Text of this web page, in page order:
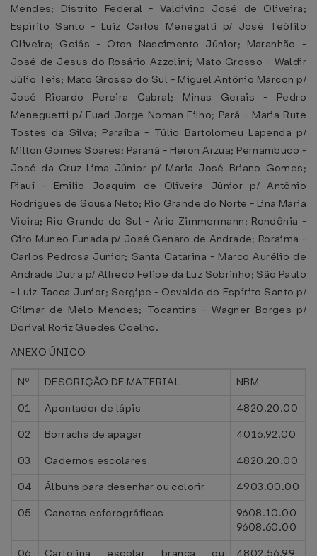
Mendes; Distrito Federal - Valdivino José de Oliveira;
Espírito Santo - Luiz Carlos Menegatti p/ José Teófilo
Oliveira; Goiás - Oton Nascimento Júnior; Maranhão -
José de Jesus do Rosário Azzolini; Mato Grosso - Waldir
Júlio Teis; Mato Grosso do Sul - Miguel Antônio Marcon p/
José Ricardo Pereira Cabral; Minas Gerais - Pedro
Meneguetti p/ Fuad Jorge Noman Filho; Pará - Maria Rute
Tostes da Silva; Paraíba - Túlio Bartolomeu Lapenda p/
Milton Gomes Soares; Paraná - Heron Arzua; Pernambuco -
José da Cruz Lima Júnior p/ Maria José Briano Gomes;
Piauí - Emílio Joaquim de Oliveira Júnior p/ Antônio
Rodrigues de Sousa Neto; Rio Grande do Norte - Lina Maria
Vieira; Rio Grande do Sul - Ario Zimmermann; Rondônia -
Ciro Muneo Funada p/ José Genaro de Andrade; Roraima -
Carlos Pedrosa Junior; Santa Catarina - Marco Aurélio de
Andrade Dutra p/ Alfredo Felipe da Luz Sobrinho; São Paulo
- Luiz Tacca Junior; Sergipe - Osvaldo do Espírito Santo p/
Gilmar de Melo Mendes; Tocantins - Wagner Borges p/
Dorival Roriz Guedes Coelho.
ANEXO ÚNICO
Nº DESCRIÇÃO DE MATERIAL
NBM
01
Apontador de lápis
4820.20.00
02
Borracha de apagar
4016.92.00
03
Cadernos escolares
4820.20.00
04
Álbuns para desenhar ou colorir
4903.00.00
05
Canetas esferográficas
9608.10.00
9608.60.00
06
Cartolina escolar branca ou 4802.56.99